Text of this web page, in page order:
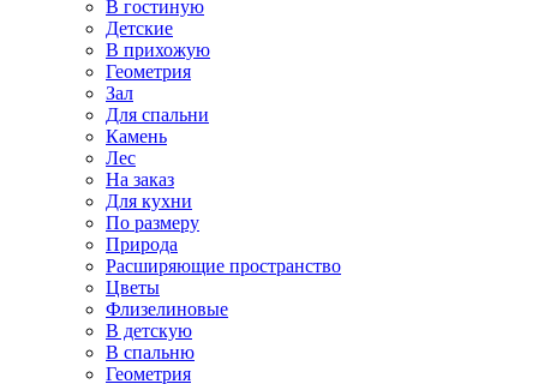
В гостиную
Детские
В прихожую
Геометрия
Зал
Для спальни
Камень
Лес
На заказ
Для кухни
По размеру
Природа
Расширяющие пространство
Цветы
Флизелиновые
В детскую
В спальню
Геометрия